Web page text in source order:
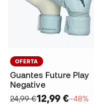
OFERTA
Guantes Future Play
Negative
24,99 €12,99 €−48%